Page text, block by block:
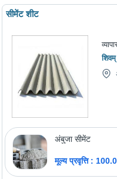
सीमेंट शीट
अंबुजा सीमेंट
मूल्य प्रवृत्ति :